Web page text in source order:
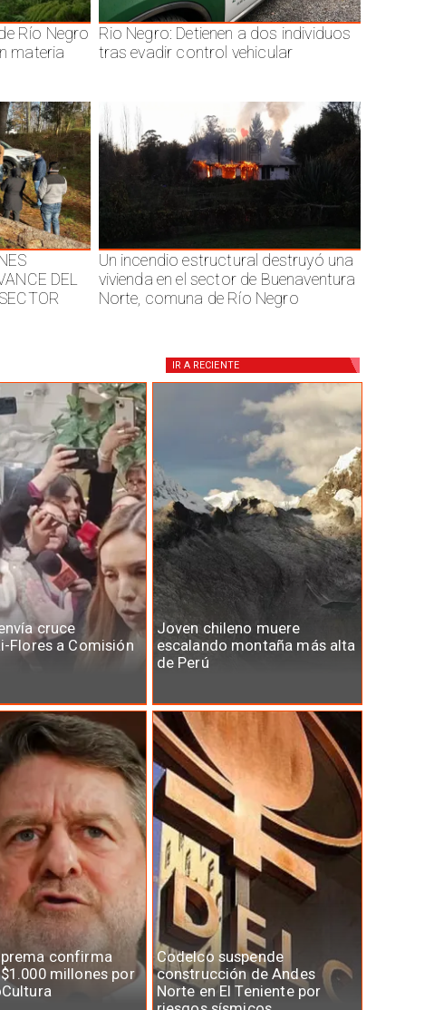
Río Negro
materia
Rio Negro: Detienen a dos individuos
tras evadir control vehicular
DEL
Un incendio estructural destruyó una
vivienda en el sector de Buenaventura
Norte, comuna de Río Negro
cruce
Flores a Comisión
Joven chileno muere
escalando montaña más alta
de Perú
confirma
millones por
Codelco suspende
construcción de Andes
Norte en El Teniente por
IR A RECIENTE